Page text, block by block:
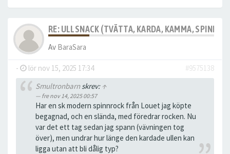
RE: ULLSNACK (TVÄTTA, KARDA, KAMMA, SPINNA,
Av BaraSara
- lör nov 15, 2025 17:34
#9575138
Smultronbarnskrev: ↑
fre nov 14, 2025 00:57
Har en sk modern spinnrock från Louet jag köpte
begagnad, och en slända, med föredrar rocken. Nu
var det ett tag sedan jag spann (vävningen tog
över), men undrar hur länge den kardade ullen kan
ligga utan att bli dålig typ?